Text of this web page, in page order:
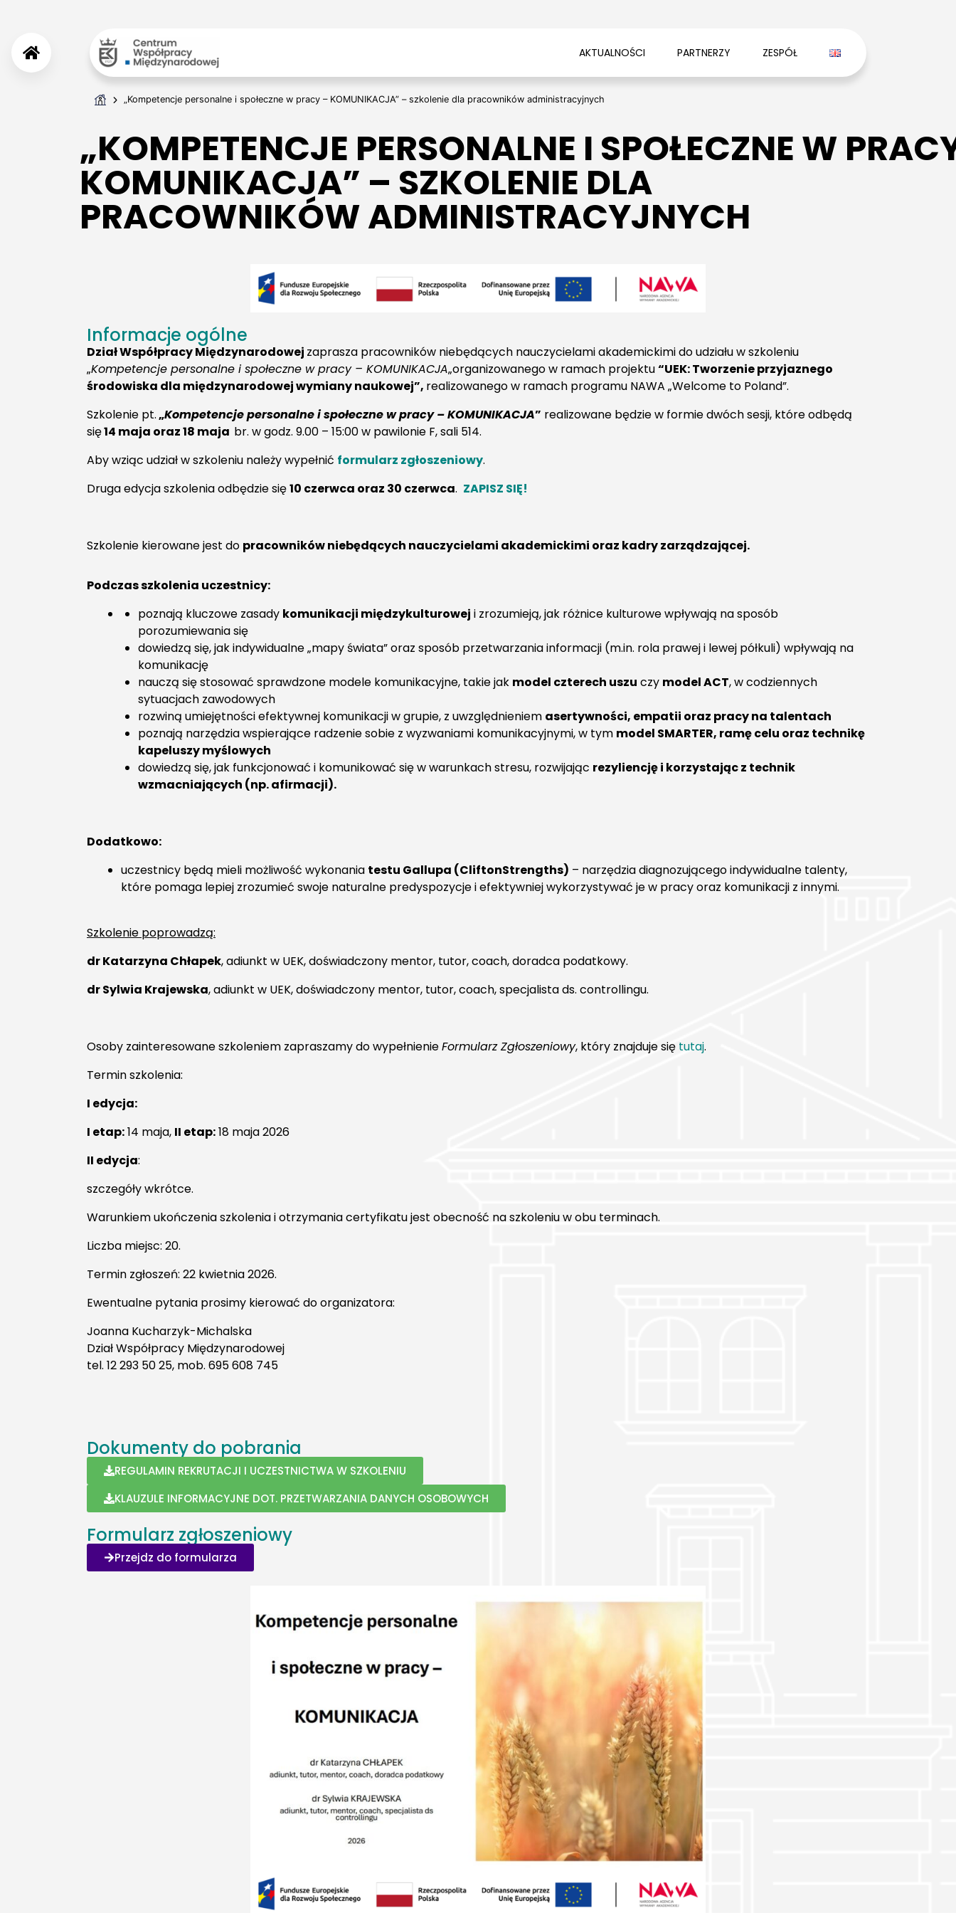
AKTUALNOŚCI PARTNERZY ZESPÓŁ
„Kompetencje personalne i społeczne w pracy – KOMUNIKACJA” – szkolenie dla pracowników administracyjnych
„KOMPETENCJE PERSONALNE I SPOŁECZNE W
KOMUNIKACJA” – SZKOLENIE DLA
PRACOWNIKÓW ADMINISTRACYJNYCH
Informacje ogólne
Dział Współpracy Międzynarodowej zaprasza pracowników niebędących nauczycielami akademickimi do udziału w szkoleniu
„Kompetencje personalne i społeczne w pracy – KOMUNIKACJA„organizowanego w ramach projektu“UEK: Tworzenie przyjaznego
środowiska dla międzynarodowej wymiany naukowej”, realizowanego w ramach programu NAWA „Welcome to Poland”.
Szkolenie pt.„Kompetencje personalne i społeczne w pracy – KOMUNIKACJA” realizowane będzie w formie dwóch sesji, które odbędą
się14 maja oraz 18 maja br. w godz. 9.00 – 15:00 w pawilonie F, sali 514.
Aby wziąc udział w szkoleniu należy wypełnić formularz zgłoszeniowy.
Druga edycja szkolenia odbędzie się10 czerwca oraz 30 czerwca. ZAPISZ SIĘ!
Szkolenie kierowane jest do pracowników niebędących nauczycielami akademickimi oraz kadry zarządzającej.
Podczas szkolenia uczestnicy:
poznają kluczowe zasady komunikacji międzykulturowej i zrozumieją, jak różnice kulturowe wpływają na sposób
porozumiewania się
dowiedzą się, jak indywidualne „mapy świata” oraz sposób przetwarzania informacji (m.in. rola prawej i lewej półkuli) wpływają na
komunikację
nauczą się stosować sprawdzone modele komunikacyjne, takie jak model czterech uszu czy model ACT, w codziennych
sytuacjach zawodowych
rozwiną umiejętności efektywnej komunikacji w grupie, z uwzględnieniem asertywności, empatii oraz pracy na talentach
poznają narzędzia wspierające radzenie sobie z wyzwaniami komunikacyjnymi, w tym model SMARTER, ramę celu oraz technikę
kapeluszy myślowych
dowiedzą się, jak funkcjonować i komunikować się w warunkach stresu, rozwijając rezyliencję i korzystając z technik
wzmacniających (np. afirmacji).
Dodatkowo:
uczestnicy będą mieli możliwość wykonania testu Gallupa (CliftonStrengths) – narzędzia diagnozującego indywidualne talenty,
które pomaga lepiej zrozumieć swoje naturalne predyspozycje i efektywniej wykorzystywać je w pracy oraz komunikacji z innymi.
Szkolenie poprowadzą:
dr Katarzyna Chłapek, adiunkt w UEK, doświadczony mentor, tutor, coach, doradca podatkowy.
dr Sylwia Krajewska,adiunkt w UEK, doświadczony mentor, tutor, coach, specjalista ds. controllingu.
Osoby zainteresowane szkoleniem zapraszamy do wypełnienieFormularz Zgłoszeniowy, który znajduje się tutaj.
Termin szkolenia:
I edycja:
I etap:14 maja, II etap:18 maja 2026
II edycja:
szczegóły wkrótce.
Warunkiem ukończenia szkolenia i otrzymania certyfikatu jest obecność na szkoleniu w obu terminach.
Liczba miejsc: 20.
Termin zgłoszeń: 22 kwietnia 2026.
Ewentualne pytania prosimy kierować do organizatora:
Joanna Kucharzyk-Michalska
Dział Współpracy Międzynarodowej
tel. 12 293 50 25, mob. 695 608 745
Dokumenty do pobrania
REGULAMIN REKRUTACJI I UCZESTNICTWA W SZKOLENIU
KLAUZULE INFORMACYJNE DOT. PRZETWARZANIA DANYCH OSOBOWYCH
Formularz zgłoszeniowy
Przejdz do formularza